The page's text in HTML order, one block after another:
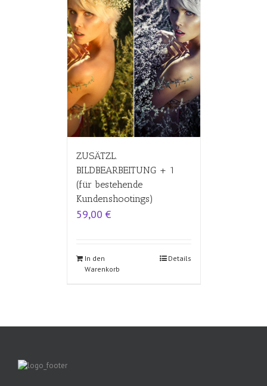
ZUSÄTZL.
BILDBEARBEITUNG + 1
(für bestehende
Kundenshootings)
59,00 €
In den
Warenkorb
Details